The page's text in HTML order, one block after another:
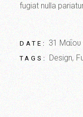
fugiat nulla
DATE: 31 Μαΐου
TAGS: Design